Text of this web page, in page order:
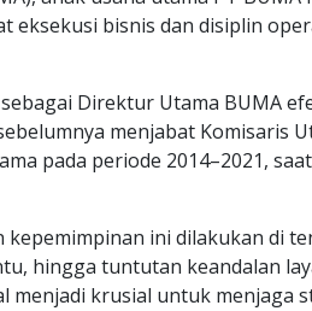
eksekusi bisnis dan disiplin
Direktur Utama BUMA
menjabat
pada periode 2014–2021,
ini dilakukan di
hingga tuntutan keandalan
krusial untuk menjaga